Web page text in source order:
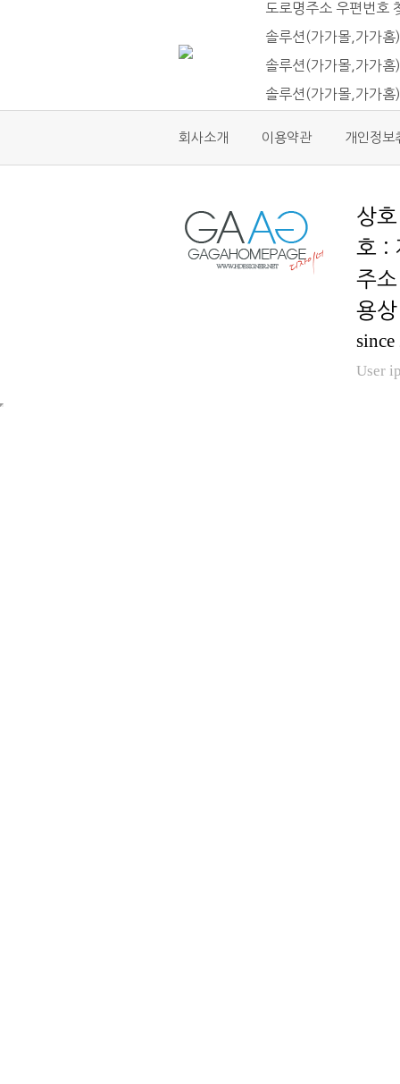
도로명주소 우편번호
솔루션(가가몰,가가
솔루션(가가몰,가가
솔루션(가가몰,가가
회사소개 이용약관 개인정보
호 :
용
User